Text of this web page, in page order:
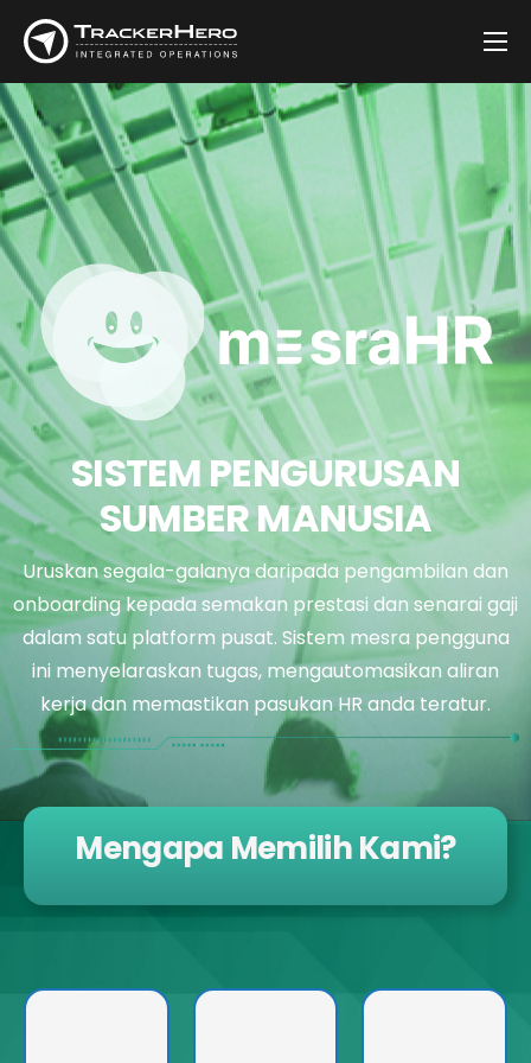
Syarikat
Solusi
Pelanggan
Blog
Hubungi Kami
SISTEM PENGURUSAN
SUMBER MANUSIA
Uruskan segala-galanya daripada pengambilan dan
onboarding kepada semakan prestasi dan senarai gaji
dalam satu platform pusat. Sistem mesra pengguna
ini menyelaraskan tugas, mengautomasikan aliran
kerja dan memastikan pasukan HR anda teratur.
Mengapa Memilih Kami?